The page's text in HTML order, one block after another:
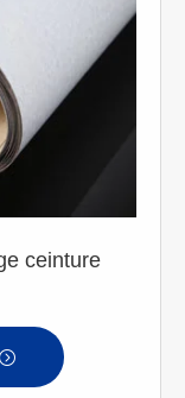
ceinture
